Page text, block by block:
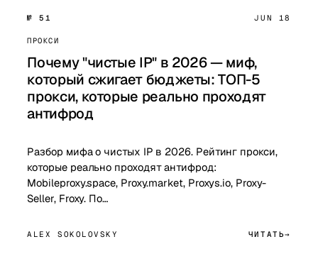
№ 51 JUN 18
ПРОКСИ
Почему "чистые IP" в 2026 — миф,
который сжигает бюджеты: ТОП-5
прокси, которые реально проходят
антифрод
Разбор мифа о чистых IP в 2026. Рейтинг прокси,
которые реально проходят антифрод:
Mobileproxy.space, Proxy.market, Proxys.io, Proxy-
Seller, Froxy. По…
ALEX SOKOLOVSKY ЧИТАТЬ